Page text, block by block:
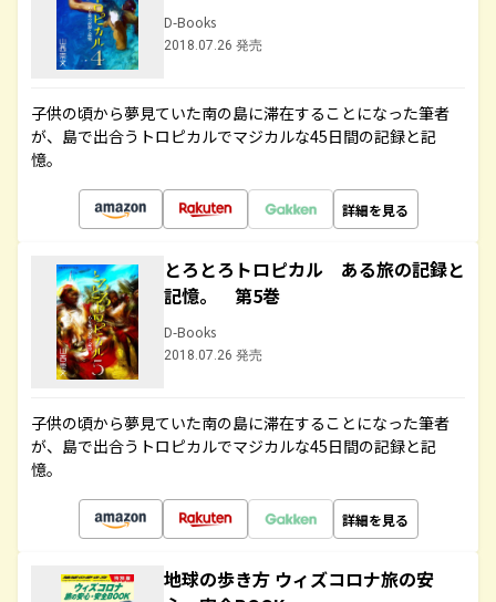
D-Books
2018.07.26 発売
子供の頃から夢見ていた南の島に滞在することになった筆者
が、島で出合うトロピカルでマジカルな45日間の記録と記
憶。
詳細を見る
とろとろトロピカル ある旅の記録と
記憶。 第5巻
D-Books
2018.07.26 発売
子供の頃から夢見ていた南の島に滞在することになった筆者
が、島で出合うトロピカルでマジカルな45日間の記録と記
憶。
詳細を見る
地球の歩き方 ウィズコロナ旅の安